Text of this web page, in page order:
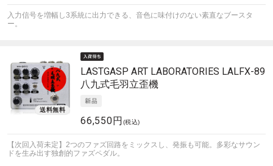
入力信号を増幅し3系統に出力できる、音色に味付けのない素直なブースタ
ー。
LASTGASP ART LABORATORIES LALFX-89
八九式毛羽立歪機
66,550円 (税込)
【次回入荷未定】2つのファズ回路をミックスし、発振も可能。多彩なサウン
ドを生み出す独創的ファズペダル。